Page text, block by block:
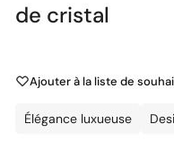
de cristal
Ajouter à la liste de
Élégance luxueuse